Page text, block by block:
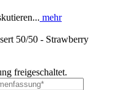
mehr
50/50 - Strawberry
freigeschaltet.